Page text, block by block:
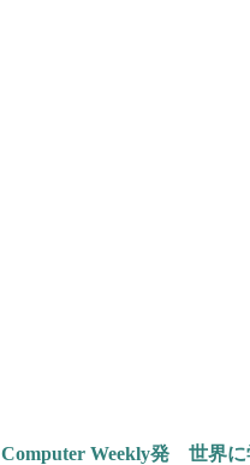
Computer Weekly発 世界